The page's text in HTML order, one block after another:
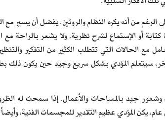
من أنه يكره النظام والروتين. يفضل أن يسير مع
كتابة أو الإستماع لشرح نظرية. ولا يشعر بالراحة
الحالات التي تتطلب الكثير من التفكير
سيتعلم المؤدي بشكل سريع وجيد حين يكون ذلك
جيد بالمساحات والأعمال. إذا سمحت له
يكن المؤدي عظيم التقدير للمجسمات الفنية، وأيضاً